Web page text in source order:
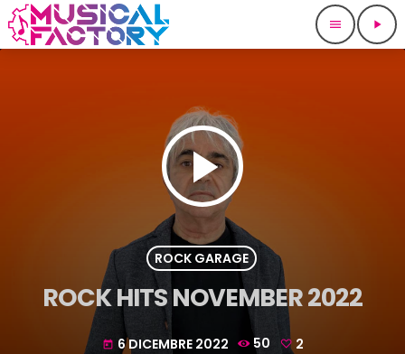
menu play_arrow
play_arrow
ROCK GARAGE
ROCK HITS NOVEMBER 2022
today 6 DICEMBRE 2022 50 2